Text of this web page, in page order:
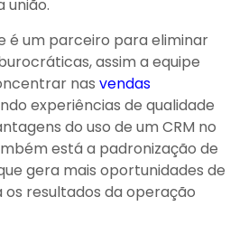
união.
é um parceiro para eliminar
assim a equipe
nas vendas
experiências de qualidade
do uso de um CRM no
está a padronização de
gera mais oportunidades de
resultados da operação